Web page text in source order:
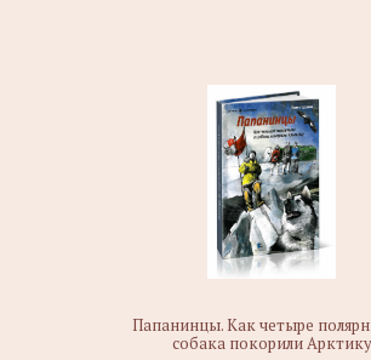
Папанинцы. Как четыре
собака покорили Арктику